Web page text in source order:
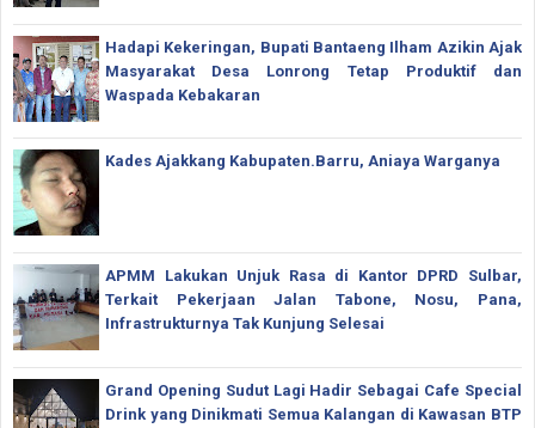
Hadapi Kekeringan, Bupati Bantaeng Ilham Azikin Ajak
Masyarakat Desa Lonrong Tetap Produktif dan
Waspada Kebakaran
Kades Ajakkang Kabupaten.Barru, Aniaya Warganya
APMM Lakukan Unjuk Rasa di Kantor DPRD Sulbar,
Terkait Pekerjaan Jalan Tabone, Nosu, Pana,
Infrastrukturnya Tak Kunjung Selesai
Grand Opening Sudut Lagi Hadir Sebagai Cafe Special
Drink yang Dinikmati Semua Kalangan di Kawasan BTP